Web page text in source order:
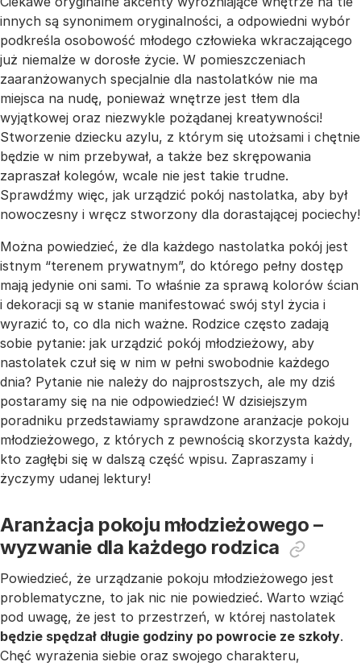
innych są synonimem oryginalności, a odpowiedni wybór
podkreśla osobowość młodego człowieka wkraczającego
już niemalże w dorosłe życie. W pomieszczeniach
zaaranżowanych specjalnie dla nastolatków nie ma
miejsca na nudę, ponieważ wnętrze jest tłem dla
wyjątkowej oraz niezwykle pożądanej kreatywności!
Stworzenie dziecku azylu, z którym się utożsami i chętnie
będzie w nim przebywał, a także bez skrępowania
zapraszał kolegów, wcale nie jest takie trudne.
Sprawdźmy więc, jak urządzić pokój nastolatka, aby był
nowoczesny i wręcz stworzony dla dorastającej pociechy!
Można powiedzieć, że dla każdego nastolatka pokój jest
istnym “terenem prywatnym”, do którego pełny dostęp
mają jedynie oni sami. To właśnie za sprawą kolorów ścian
i dekoracji są w stanie manifestować swój styl życia i
wyrazić to, co dla nich ważne. Rodzice często zadają
sobie pytanie: jak urządzić pokój młodzieżowy, aby
nastolatek czuł się w nim w pełni swobodnie każdego
dnia? Pytanie nie należy do najprostszych, ale my dziś
postaramy się na nie odpowiedzieć! W dzisiejszym
poradniku przedstawiamy sprawdzone aranżacje pokoju
młodzieżowego, z których z pewnością skorzysta każdy,
kto zagłębi się w dalszą część wpisu. Zapraszamy i
życzymy udanej lektury!
Aranżacja pokoju młodzieżowego –
wyzwanie dla każdego rodzica
Powiedzieć, że urządzanie pokoju młodzieżowego jest
problematyczne, to jak nic nie powiedzieć. Warto wziąć
pod uwagę, że jest to przestrzeń, w której nastolatek
będzie spędzał długie godziny po powrocie ze szkoły.
Chęć wyrażenia siebie oraz swojego charakteru,